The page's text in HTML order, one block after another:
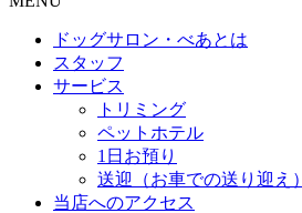
ドッグサロン・べあとは
スタッフ
サービス
トリミング
ペットホテル
1日お預り
送迎（お車での送り迎え）
当店へのアクセス